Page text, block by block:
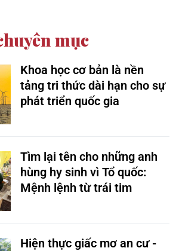
mục
Khoa học cơ bản là nền
tảng tri thức dài hạn cho sự
phát triển quốc gia
Tìm lại tên cho những anh
hùng hy sinh vì Tổ quốc:
Mệnh lệnh từ trái tim
Hiện thực giấc mơ an cư -